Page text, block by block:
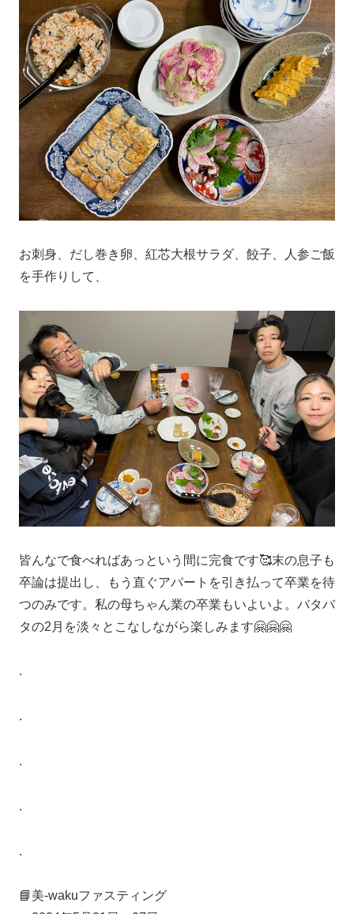
お刺身、だし巻き卵、紅芯大根サラダ、餃子、人参ご飯
を手作りして、
皆んなで食べればあっという間に完食です🥰末の息子も
卒論は提出し、もう直ぐアパートを引き払って卒業を待
つのみです。私の母ちゃん業の卒業もいよいよ。バタバ
タの2月を淡々とこなしながら楽しみます🤗🤗🤗
.
.
.
.
.
📘美-wakuファスティング